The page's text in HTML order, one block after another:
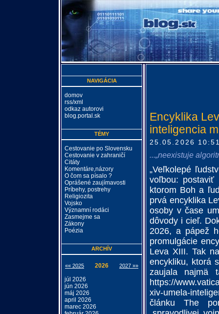
Encyklika
inteligencia
25.05.2026
...„neexistuje
„Veľkolepé
voľbou: postaviť
ktorom Boh a
prvá encyklika
osoby v čase
dôvody i cieľ.
2026, a pápež
promulgácie
Leva XIII. Tak
encykliku, ktorá
zaujala najmä
https://
xiv-umela-
článku The
NAVIGÁCIA
domov
rss/xml
odkaz autorovi
blog.portal.sk
TÉMY
Cestovanie po Slovensku
Cestovanie v zahraničí
Citáty
Komentáre,názory
O čom sa písalo ?
Oprášené zaujímavosti
Príbehy, postrehy
Religiozita
Vojsko
Významní rodáci
Zasmejme sa
Zákony
Poézia
ARCHÍV
«« 2025 2026 2027 »»
júl 2026
jún 2026
máj 2026
april 2026
marec 2026